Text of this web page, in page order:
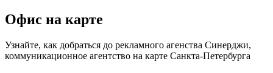
Офис на карте
Узнайте, как добраться до рекламного агенства Синерджи,
коммуникационное агентство на карте Санкта-Петербурга